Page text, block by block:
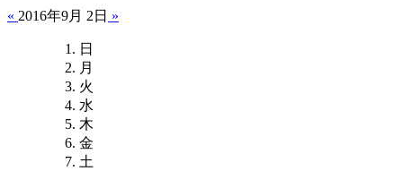
« 2016年9月 2日 »
日
月
火
水
木
金
土